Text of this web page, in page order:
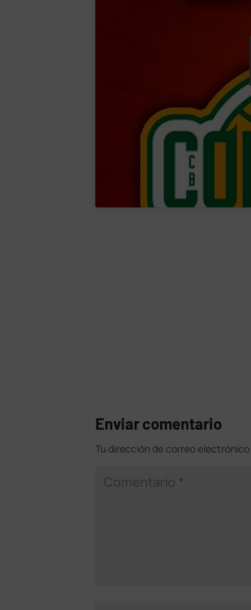
Enviar comentario
Tu dirección de correo